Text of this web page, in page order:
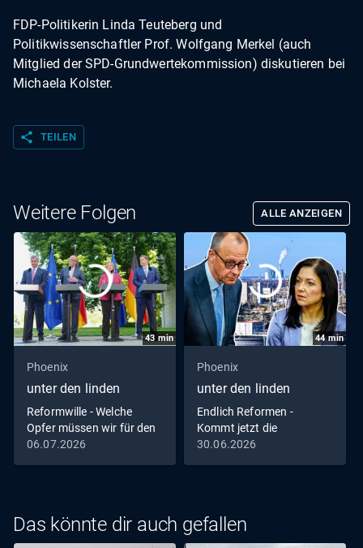
FDP-Politikerin Linda Teuteberg und
Politikwissenschaftler Prof. Wolfgang Merkel (auch
Mitglied der SPD-Grundwertekommission) diskutieren bei
Michaela Kolster.
share TEILEN
Weitere Folgen ALLE ANZEIGEN
43 min
Phoenix
unter den linden
Reformwille - Welche
Opfer müssen wir für den
Aufschwung bringen?
06.07.2026
44min
Phoenix
unter den linden
Endlich Reformen -
Kommt jetzt die
Wirtschaftswende?
30.06.2026
Das könnte dir auch gefallen